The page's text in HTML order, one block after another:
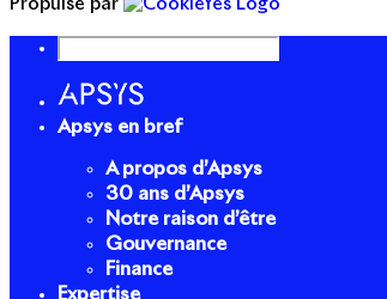
Propulsé par
Apsys en bref
A propos d’Apsys
30 ans d’Apsys
Notre raison d’être
Gouvernance
Finance
Expertise